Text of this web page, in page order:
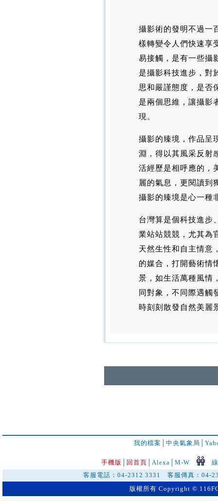
攝影術的發明不過一
樣轉變令人們快速享
易接觸，是有一些攝
是攝影科技進步，對
思和嚴謹態度，是否
是兩個思維，讓攝影
現。
攝影的臻境，作品呈
淵，得以其風采反射
活經歷是相呼應的，
麗的氣息，更閱讀到
攝影的臻境是心一種
台灣算是個科技進步
業站站競競，尤其為
天然生性和自主情意
的媒合，打開藝術情
景，如生活萬種風情
同對象，不同際遇觸
時刻刻散發自然美麗
我的檔案 中央氣象局
手機版 回首頁 Alexa│ M-W
客服電話：04-2312 3331 客服傳真：
版權所有 Copyright ©